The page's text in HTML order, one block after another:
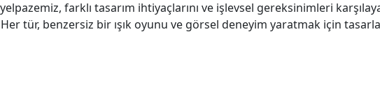
farklı tasarım ihtiyaçlarını ve işlevsel gereksinimleri
tür, benzersiz bir ışık oyunu ve görsel deneyim yaratmak için